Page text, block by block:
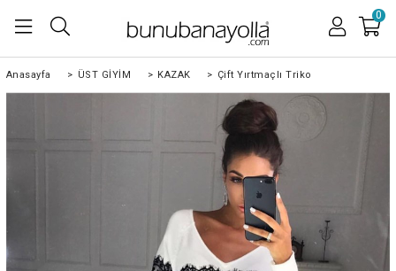
0
Anasayfa > ÜST GİYİM > KAZAK > Çift Yırtmaçlı Triko